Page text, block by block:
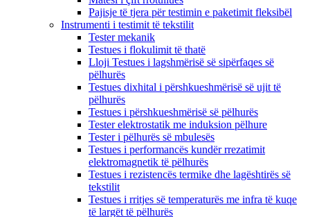
Pajisje të tjera për testimin e paketimit fleksibël
Instrumenti i testimit të tekstilit
Tester mekanik
Testues i flokulimit të thatë
Lloji Testues i lagshmërisë së sipërfaqes së
pëlhurës
Testues dixhital i përshkueshmërisë së ujit të
pëlhurës
Testues i përshkueshmërisë së pëlhurës
Tester elektrostatik me induksion pëlhure
Tester i pëlhurës së mbulesës
Testues i performancës kundër rrezatimit
elektromagnetik të pëlhurës
Testues i rezistencës termike dhe lagështirës së
tekstilit
Testues i rritjes së temperaturës me infra të kuqe
të largët të pëlhurës